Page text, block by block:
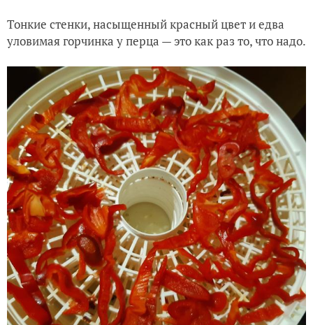
Тонкие стенки, насыщенный красный цвет и едва
уловимая горчинка у перца — это как раз то, что надо.